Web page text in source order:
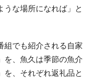
うな場所になれば」と
でも紹介される自家
を、魚久は季節の魚介
を、それぞれ返礼品と